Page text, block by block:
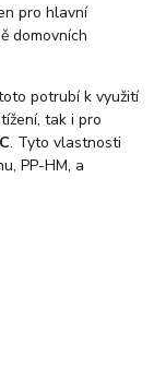
pro hlavní
domovních
potrubí k využití
tak i pro
. Tyto vlastnosti
PP-HM, a